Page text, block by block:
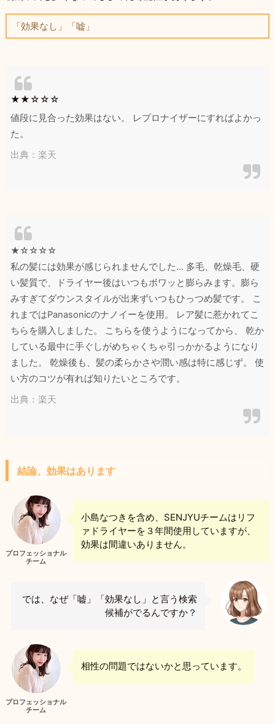
「効果なし」「嘘」
★★☆☆☆
値段に見合った効果はない。 レプロナイザーにすればよかっ
た。
出典：楽天
★☆☆☆☆
私の髪には効果が感じられませんでした… 多毛、乾燥毛、硬
い髪質で、ドライヤー後はいつもボワッと膨らみます。膨ら
みすぎてダウンスタイルが出来ずいつもひっつめ髪です。 こ
れまではPanasonicのナノイーを使用。 レア髪に惹かれてこ
ちらを購入しました。 こちらを使うようになってから、 乾か
している最中に手ぐしがめちゃくちゃ引っかかるようになり
ました。 乾燥後も、髪の柔らかさや潤い感は特に感じず。 使
い方のコツが有れば知りたいところです。
出典：楽天
結論、効果はあります
プロフェッショナル
チーム
小島なつきを含め、SENJYUチームはリフ
ァドライヤーを３年間使用していますが、
効果は間違いありません。
では、なぜ「嘘」「効果なし」と言う検索
候補がでるんですか？
プロフェッショナル
チーム
相性の問題ではないかと思っています。